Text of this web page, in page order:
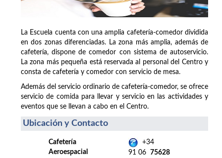
La Escuela cuenta con una amplia cafetería-comedor dividida
en dos zonas diferenciadas. La zona más amplia, además de
cafetería, dispone de comedor con sistema de autoservicio.
La zona más pequeña está reservada al personal del Centro y
consta de cafetería y comedor con servicio de mesa.
Además del servicio ordinario de cafetería-comedor, se ofrece
servicio de comida para llevar y servicio en las actividades y
eventos que se llevan a cabo en el Centro.
Ubicación y Contacto
Cafetería
Aeroespacial
+34
91 06 75628